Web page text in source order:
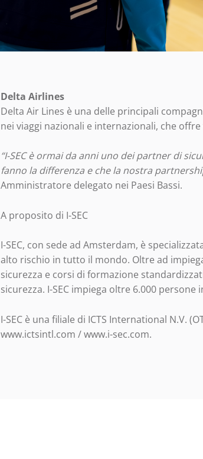
Delta Airlines
Delta Air Lines è una delle principali
nei viaggi nazionali e internazionali, che
“I-SEC è ormai da anni uno dei partner di
fanno la differenza e che la nostra
Amministratore delegato nei Paesi Bassi.
A proposito di I-SEC
I-SEC, con sede ad Amsterdam, è
alto rischio in tutto il mondo. Oltre ad
sicurezza e corsi di formazione
sicurezza. I-SEC impiega oltre 6.000
I-SEC è una filiale di ICTS International N.V.
www.ictsintl.com / www.i-sec.com.